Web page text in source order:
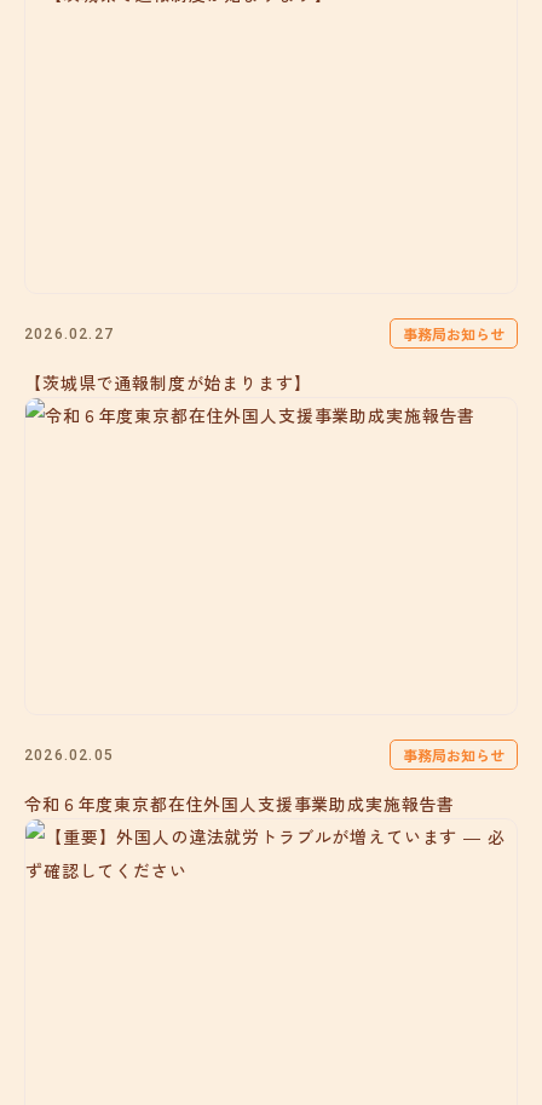
2026.02.27 事務局お知らせ
【茨城県で通報制度が始まります】
2026.02.05 事務局お知らせ
令和６年度東京都在住外国人支援事業助成実施報告書